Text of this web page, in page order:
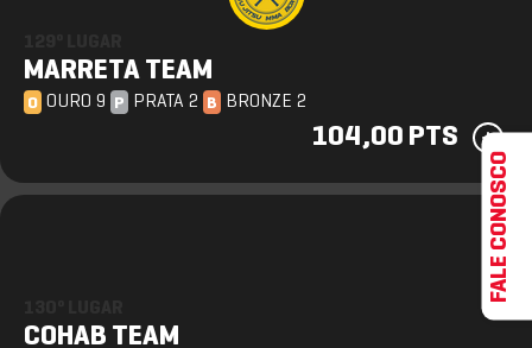
MARRETA TEAM
O OURO 9 P PRATA 2 B BRONZE 2
104,00 PTS
COHAB TEAM
FALE CONOSCO